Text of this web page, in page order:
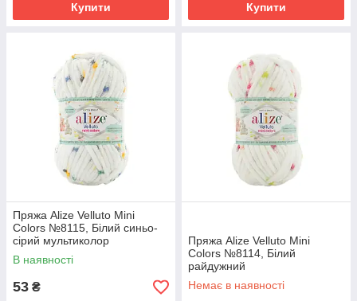
Купити Купити
Пряжа Alize Velluto Mini
Colors №8115, Білий синьо-
сірий мультиколор
В наявності
53 ₴
Пряжа Alize Velluto Mini
Colors №8114, Білий
райдужний
Немає в наявності